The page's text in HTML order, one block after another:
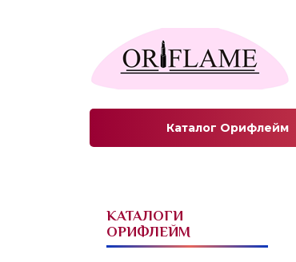
Каталог Орифлейм
КАТАЛОГИ
ОРИФЛЕЙМ